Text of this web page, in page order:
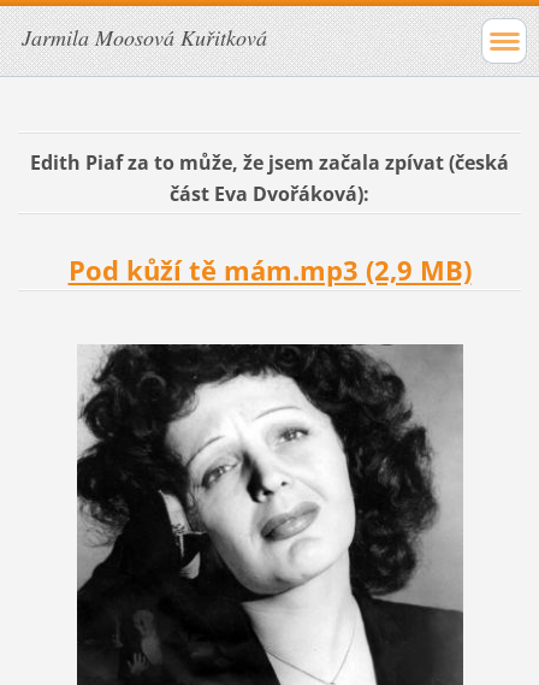
Jarmila Moosová Kuřitková
Edith Piaf za to může, že jsem začala zpívat (česká
část Eva Dvořáková):
Pod kůží tě mám.mp3 (2,9 MB)